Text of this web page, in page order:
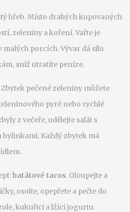
hřeb. Místo drahých kupovaných
zeleniny a koření. Vařte je
malých porcích. Vývar dá silu
aniž utratíte peníze.
pečené zeleniny můžete
pyré nebo rychlé
z večeře, udělejte salát s
Každý zbytek má
batátové tacos. Oloupejte a
osolte, opepřete a pečte do
kukuřici a lžíci jogurtu.